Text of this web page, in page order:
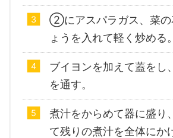
②にアスパラガス、菜の
ょうを入れて軽く炒める。
ブイヨンを加えて蓋をし
を通す。
煮汁をからめて器に盛り
て残りの煮汁を全体にか